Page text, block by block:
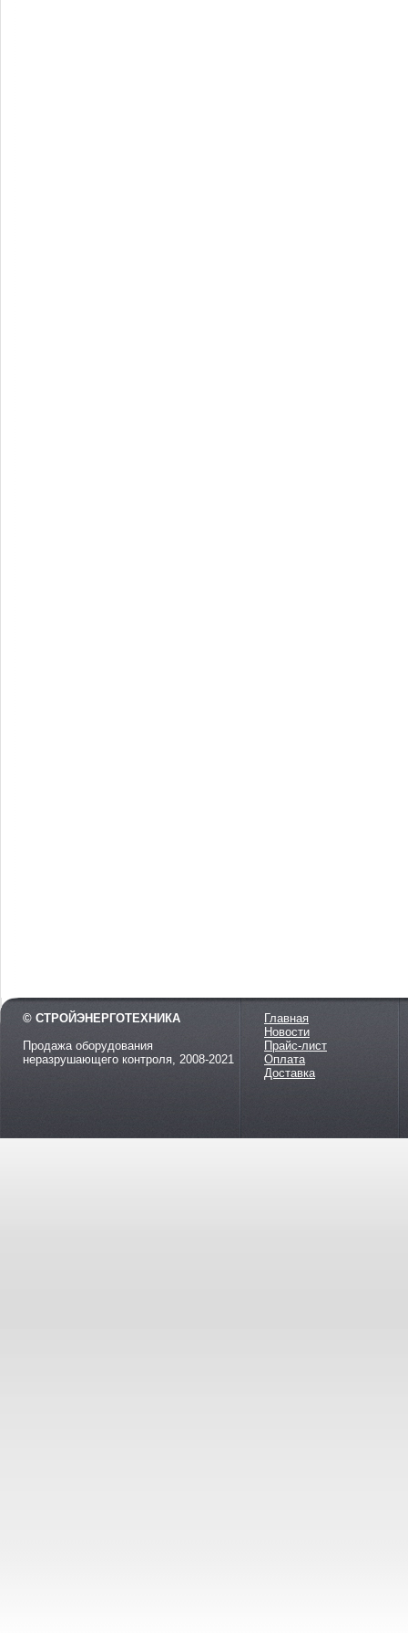
© СТРОЙЭНЕРГОТЕХНИКА
Продажа оборудования
неразрушающего контроля, 2008-2021
Главная
Новости
Прайс-лист
Оплата
Доставка